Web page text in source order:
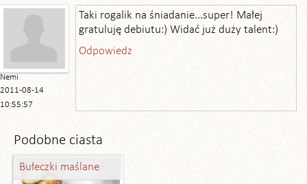
Nemi
2011-08-14
10:55:57
Taki rogalik na śniadanie...super! Małej
gratuluję debiutu:) Widać już duży talent:)
Odpowiedz
Podobne ciasta
Bułeczki maślane